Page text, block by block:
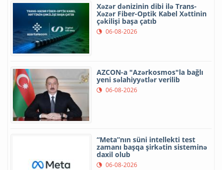
Xəzər dənizinin dibi ilə Trans-
Xəzər Fiber-Optik Kabel Xəttinin
çəkilişi başa çatıb
06-08-2026
AZCON-a "Azərkosmos"la bağlı
yeni səlahiyyətlər verilib
06-08-2026
“Meta”nın süni intellekti test
zamanı başqa şirkətin sisteminə
daxil olub
06-08-2026